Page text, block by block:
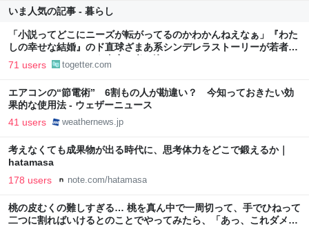
いま人気の記事 - 暮らし
「小説ってどこにニーズが転がってるのかわかんねえなぁ」『わた
しの幸せな結婚』のド直球ざまあ系シンデレラストーリーが若者に
ヒットしているという事実に考え込む
71 users togetter.com
エアコンの“節電術” 6割もの人が勘違い？ 今知っておきたい効
果的な使用法 - ウェザーニュース
41 users weathernews.jp
考えなくても成果物が出る時代に、思考体力をどこで鍛えるか｜
hatamasa
178 users note.com/hatamasa
桃の皮むくの難しすぎる… 桃を真ん中で一周切って、手でひねって
二つに割ればいけるとのことでやってみたら、「あっ、これダメ